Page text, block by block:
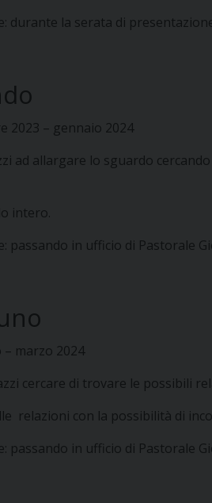
durante la serata di
2023 – gennaio 2024
ad allargare lo sguardo
intero.
passando in ufficio di Pastorale
marzo 2024
cercare di trovare le possibili
relazioni con la possibilità di
passando in ufficio di Pastorale